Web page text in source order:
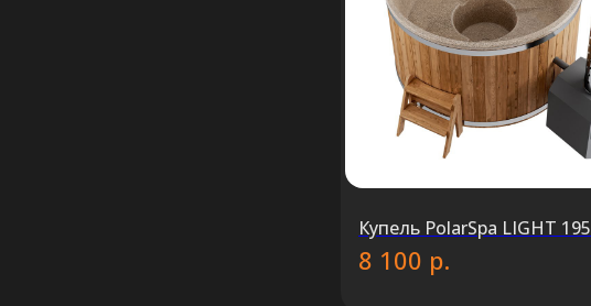
Купель PolarSpa LIGHT 195
8 100 р.